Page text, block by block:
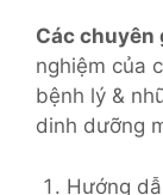
Các chuyên
nghiệm của
bệnh lý &
dinh dưỡng
Hướng